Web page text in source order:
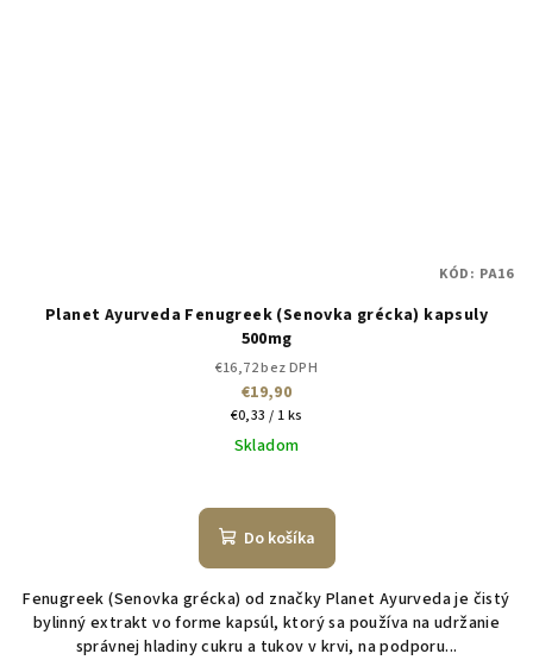
Planet Ayurveda Fenugreek (Senovka grécka) kapsuly
500mg
€16,72 bez DPH
€19,90
Jednotková
cena:
€0,33 / 1 ks
Skladom
Do košíka
Fenugreek (Senovka grécka) od značky Planet Ayurveda je čistý
bylinný extrakt vo forme kapsúl, ktorý sa používa na udržanie
správnej hladiny cukru a tukov v krvi, na podporu...
KÓD: PA16